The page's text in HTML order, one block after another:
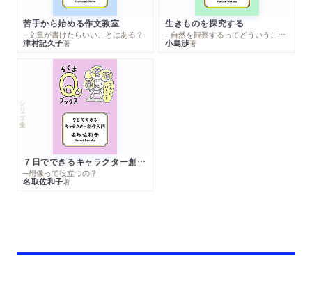
苦手から始める作文教室
─文章が書けたらいいことはある？
津村記久子著
生きものを探究する
─自然を観察するってどういうこと？
小島渉著
シリーズ・全集
７日でできるキャラクター創作入門
─想像って役立つの？
名取佐和子著